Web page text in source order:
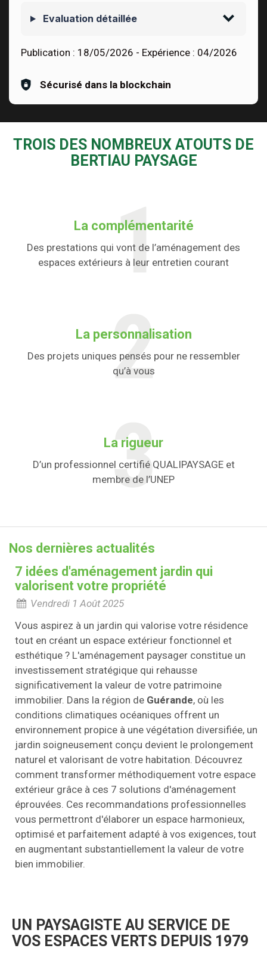
Evaluation détaillée
Publication : 18/05/2026 - Expérience : 04/2026
Sécurisé dans la blockchain
TROIS DES NOMBREUX ATOUTS DE
BERTIAU PAYSAGE
La complémentarité
Des prestations qui vont de l’aménagement des
espaces extérieurs à leur entretien courant
La personnalisation
Des projets uniques pensés pour ne ressembler
qu’à vous
La rigueur
D’un professionnel certifié QUALIPAYSAGE et
membre de l’UNEP
Nos dernières actualités
7 idées d'aménagement jardin qui
valorisent votre propriété
Vendredi 1 Août 2025
Vous aspirez à un jardin qui valorise votre résidence
tout en créant un espace extérieur fonctionnel et
esthétique ? L'aménagement paysager constitue un
investissement stratégique qui rehausse
significativement la valeur de votre patrimoine
immobilier. Dans la région de Guérande, où les
conditions climatiques océaniques offrent un
environnement propice à une végétation diversifiée, un
jardin soigneusement conçu devient le prolongement
naturel et valorisant de votre habitation. Découvrez
comment transformer méthodiquement votre espace
extérieur grâce à ces 7 solutions d'aménagement
éprouvées. Ces recommandations professionnelles
vous permettront d'élaborer un espace harmonieux,
optimisé et parfaitement adapté à vos exigences, tout
en augmentant substantiellement la valeur de votre
bien immobilier.
UN PAYSAGISTE AU SERVICE DE
VOS ESPACES VERTS DEPUIS 1979